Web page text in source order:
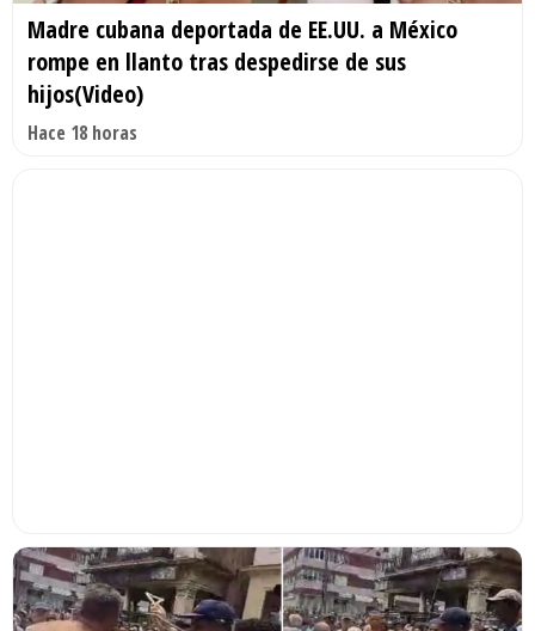
Madre cubana deportada de EE.UU. a México
rompe en llanto tras despedirse de sus
hijos(Video)
Hace 18 horas